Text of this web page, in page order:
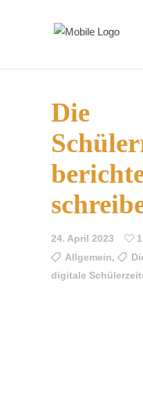
Die
24. April 2023
1
Allgemein,
digitale